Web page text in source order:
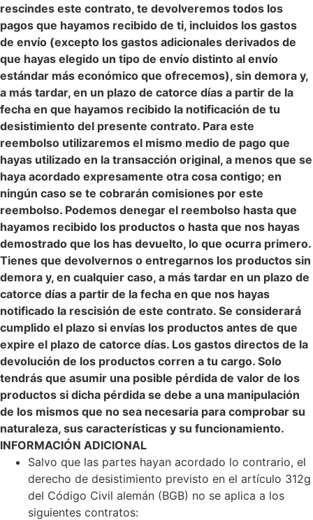
rescindes este contrato, te devolveremos todos los
pagos que hayamos recibido de ti, incluidos los gastos
de envío (excepto los gastos adicionales derivados de
que hayas elegido un tipo de envío distinto al envío
estándar más económico que ofrecemos), sin demora y,
a más tardar, en un plazo de catorce días a partir de la
fecha en que hayamos recibido la notificación de tu
desistimiento del presente contrato. Para este
reembolso utilizaremos el mismo medio de pago que
hayas utilizado en la transacción original, a menos que se
haya acordado expresamente otra cosa contigo; en
ningún caso se te cobrarán comisiones por este
reembolso. Podemos denegar el reembolso hasta que
hayamos recibido los productos o hasta que nos hayas
demostrado que los has devuelto, lo que ocurra primero.
Tienes que devolvernos o entregarnos los productos sin
demora y, en cualquier caso, a más tardar en un plazo de
catorce días a partir de la fecha en que nos hayas
notificado la rescisión de este contrato. Se considerará
cumplido el plazo si envías los productos antes de que
expire el plazo de catorce días. Los gastos directos de la
devolución de los productos corren a tu cargo. Solo
tendrás que asumir una posible pérdida de valor de los
productos si dicha pérdida se debe a una manipulación
de los mismos que no sea necesaria para comprobar su
naturaleza, sus características y su funcionamiento.
INFORMACIÓN ADICIONAL
Salvo que las partes hayan acordado lo contrario, el
derecho de desistimiento previsto en el artículo 312g
del Código Civil alemán (BGB) no se aplica a los
siguientes contratos: